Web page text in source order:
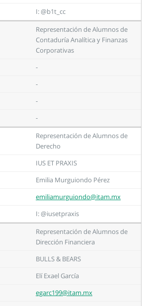
I: @b1t_cc
Representación de Alumnos de
Contaduría Analítica y Finanzas
Corporativas
-
-
-
-
Representación de Alumnos de
Derecho
IUS ET PRAXIS
Emilia Murguiondo Pérez
emiliamurguiondo@itam.mx
I: @iusetpraxis
Representación de Alumnos de
Dirección Financiera
BULLS & BEARS
Elí Exael García
egarc199@itam.mx